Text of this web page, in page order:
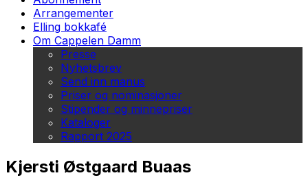
Arrangementer
Elling bokkafé
Om Cappelen Damm
Presse
Nyhetsbrev
Send inn manus
Priser og nominasjoner
Stipender og minnepriser
Kataloger
Rapport 2025
Kjersti Østgaard Buaas